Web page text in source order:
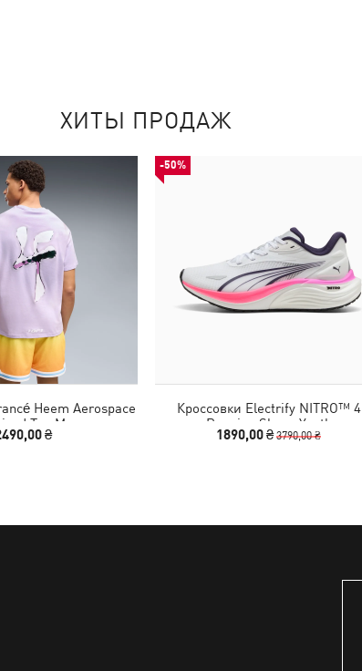
ХИТЫ ПРОДАЖ
Heem Aerospace
Tee Men
₴
-50%
Кроссовки Electrify NITRO™ 4
Running Shoes Youth
1890,00 ₴3790,00 ₴